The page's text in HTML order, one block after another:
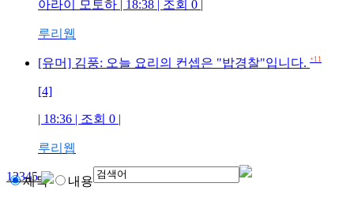
아라이 모토하 | 18:38 | 조회 0 |
루리웹
[유머] 김풍: 오늘 요리의 컨셉은 "밥경찰"입니다. +11
[4]
| 18:36 | 조회 0 |
루리웹
12345
제목 내용